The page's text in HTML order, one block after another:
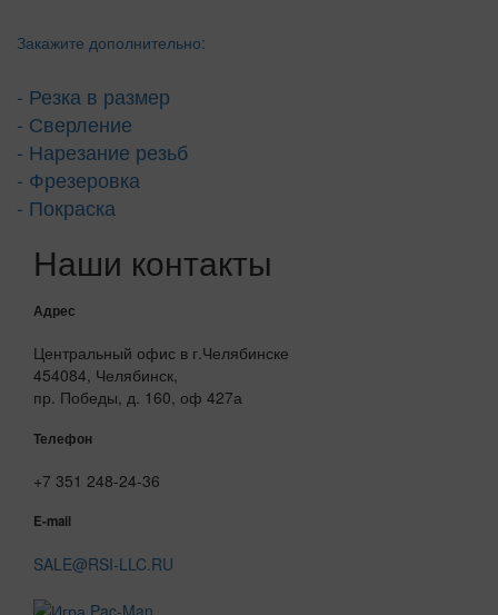
Закажите дополнительно:
- Резка в размер
- Сверление
- Нарезание резьб
- Фрезеровка
- Покраска
Наши контакты
Адрес
Центральный офис в г.Челябинске
454084, Челябинск,
пр. Победы, д. 160, оф 427а
Телефон
+7 351 248-24-36
E-mail
SALE@RSI-LLC.RU